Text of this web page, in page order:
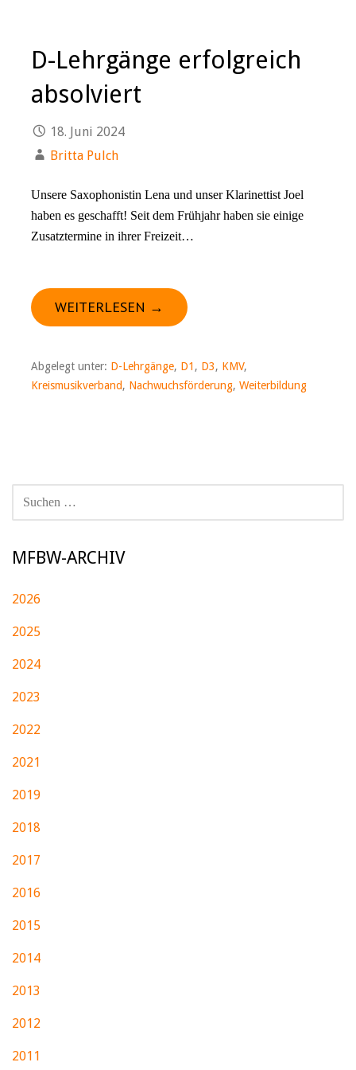
D-Lehrgänge erfolgreich
absolviert
18. Juni 2024
Britta Pulch
Unsere Saxophonistin Lena und unser Klarinettist Joel
haben es geschafft! Seit dem Frühjahr haben sie einige
Zusatztermine in ihrer Freizeit…
WEITERLESEN →
Abgelegt unter: D-Lehrgänge, D1 , D3, KMV,
Kreismusikverband, Nachwuchsförderung, Weiterbildung
NACH:
MFBW-ARCHIV
2026
2025
2024
2023
2022
2021
2019
2018
2017
2016
2015
2014
2013
2012
2011